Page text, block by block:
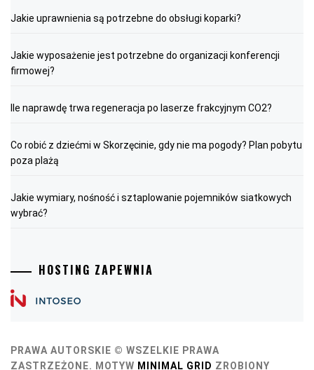
Jakie uprawnienia są potrzebne do obsługi koparki?
Jakie wyposażenie jest potrzebne do organizacji konferencji
firmowej?
Ile naprawdę trwa regeneracja po laserze frakcyjnym CO2?
Co robić z dziećmi w Skorzęcinie, gdy nie ma pogody? Plan pobytu
poza plażą
Jakie wymiary, nośność i sztaplowanie pojemników siatkowych
wybrać?
HOSTING ZAPEWNIA
PRAWA AUTORSKIE © WSZELKIE PRAWA
ZASTRZEŻONE. MOTYW MINIMAL GRID ZROBIONY